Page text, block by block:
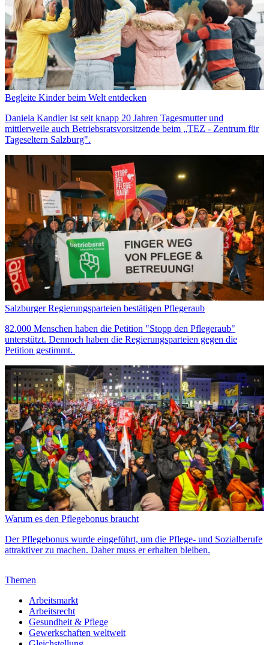
Begleite Kinder beim Welt entdecken
Daniela Kandler ist seit knapp 20 Jahren Tagesmutter und
mittlerweile auch Betriebsratsvorsitzende beim „TEZ - Zentrum für
Tageseltern Salzburg".
Salzburger Regierungsparteien bestätigen Pflegeraub
82.000 Menschen haben die Petition "Stopp den Pflegeraub"
unterstützt. Dennoch haben die Regierungsparteien gegen die
Petition gestimmt.
Warum es den Pflegebonus braucht
Der Pflegebonus wurde eingeführt, um die Pflege- und Sozialberufe
attraktiver zu machen. Daher muss er erhalten bleiben.
Themen
Arbeitsmarkt
Arbeitsrecht
Gesundheit & Pflege
Gewerkschaften weltweit